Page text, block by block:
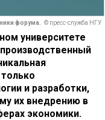
форума. © пресс-служба НГУ
университете
и разработки,
их внедрению в
экономики.